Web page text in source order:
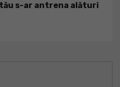
tău s-ar antrena alături